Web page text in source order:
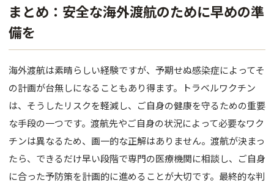
まとめ：安全な海外渡航のために早めの準
備を
海外渡航は素晴らしい経験ですが、予期せぬ感染症によってそ
の計画が台無しになることもあり得ます。トラベルワクチン
は、そうしたリスクを軽減し、ご自身の健康を守るための重要
な手段の一つです。渡航先やご自身の状況によって必要なワク
チンは異なるため、画一的な正解はありません。渡航が決まっ
たら、できるだけ早い段階で専門の医療機関に相談し、ご自身
に合った予防策を計画的に進めることが大切です。最終的な判